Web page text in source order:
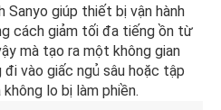
Sanyo giúp thiết bị vận hành
cách giảm tối đa tiếng ồn từ
mà tạo ra một không gian
vào giấc ngủ sâu hoặc tập
lo bị làm phiền.